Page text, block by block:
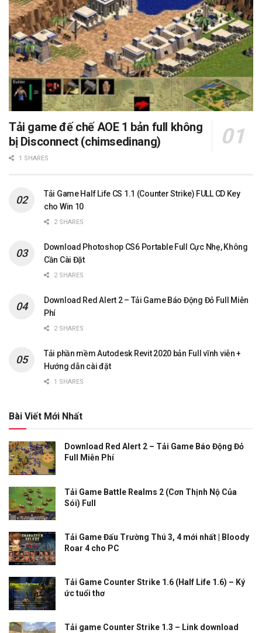
Tải game đế chế AOE 1 bản full không
bị Disconnect (chimsedinang)
1 SHARES
Tải Game Half Life CS 1.1 (Counter Strike) FULL CD Key
cho Win 10
2 SHARES
Download Photoshop CS6 Portable Full Cực Nhẹ, Không
Cần Cài Đặt
2 SHARES
Download Red Alert 2 – Tải Game Báo Động Đỏ Full Miễn
Phí
2 SHARES
Tải phần mềm Autodesk Revit 2020 bản Full vĩnh viễn +
Hướng dẫn cài đặt
1 SHARES
Bài Viết Mới Nhất
Download Red Alert 2 – Tải Game Báo Động Đỏ
Full Miễn Phí
Tải Game Battle Realms 2 (Cơn Thịnh Nộ Của
Sói) Full
Tải Game Đấu Trường Thú 3, 4 mới nhất | Bloody
Roar 4 cho PC
Tải Game Counter Strike 1.6 (Half Life 1.6) – Ký
ức tuổi thơ
Tải game Counter Strike 1.3 – Link download